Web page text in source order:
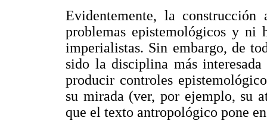
Evidentemente, la
problemas epistemológicos y
imperialistas. Sin embargo, de
sido la disciplina más
producir controles
su mirada (ver, por ejemplo, su
que el texto antropológico pone